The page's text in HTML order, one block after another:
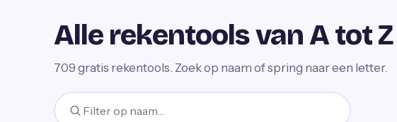
Alle rekentools van A tot Z
709 gratis rekentools. Zoek op naam of spring naar een letter.